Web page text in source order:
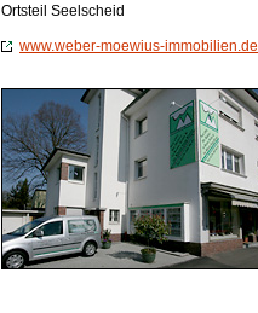
Ortsteil Seelscheid
www.weber-moewius-immobilien.de